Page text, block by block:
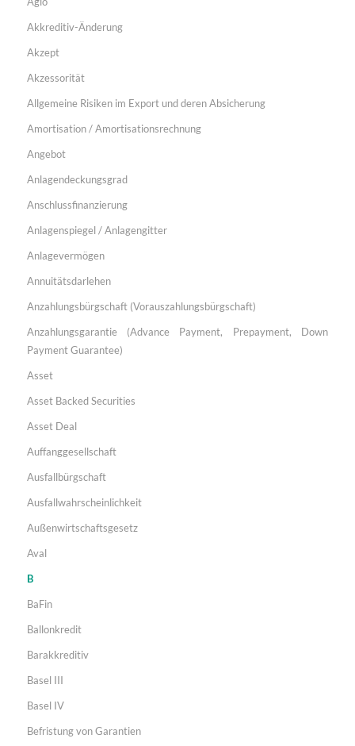
Akkreditiv-Änderung
Akzept
Akzessorität
Allgemeine Risiken im Export und deren Absicherung
Amortisation / Amortisationsrechnung
Angebot
Anlagendeckungsgrad
Anschlussfinanzierung
Anlagenspiegel / Anlagengitter
Anlagevermögen
Annuitätsdarlehen
Anzahlungsbürgschaft (Vorauszahlungsbürgschaft)
Anzahlungsgarantie (Advance Payment, Prepayment, Down
Payment Guarantee)
Asset
Asset Backed Securities
Asset Deal
Auffanggesellschaft
Ausfallbürgschaft
Ausfallwahrscheinlichkeit
Außenwirtschaftsgesetz
Aval
B
BaFin
Ballonkredit
Barakkreditiv
Basel III
Basel IV
Befristung von Garantien